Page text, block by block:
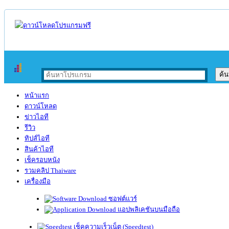
หน้าแรก
ดาวน์โหลด
ข่าวไอที
รีวิว
ทิปส์ไอที
สินค้าไอที
เช็ครอบหนัง
รวมคลิป Thaiware
เครื่องมือ
ซอฟต์แวร์
แอปพลิเคชันบนมือถือ
เช็คความเร็วเน็ต (Speedtest)